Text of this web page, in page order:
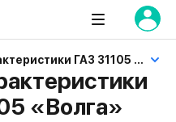
Технические характеристики ГАЗ 31105 «Волга»
«Волга»